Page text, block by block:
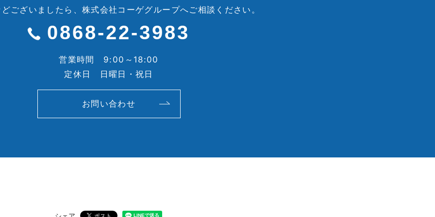
ございましたら、 株式会社コーゲグループへご相談ください。
0868-22-3983
営業時間 9:00～18:00
定休日 日曜日・祝日
お問い合わせ